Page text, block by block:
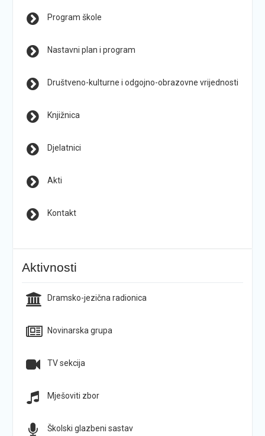
Program škole
Nastavni plan i program
Društveno-kulturne i odgojno-obrazovne vrijednosti
Knjižnica
Djelatnici
Akti
Kontakt
Aktivnosti
Dramsko-jezična radionica
Novinarska grupa
TV sekcija
Mješoviti zbor
Školski glazbeni sastav